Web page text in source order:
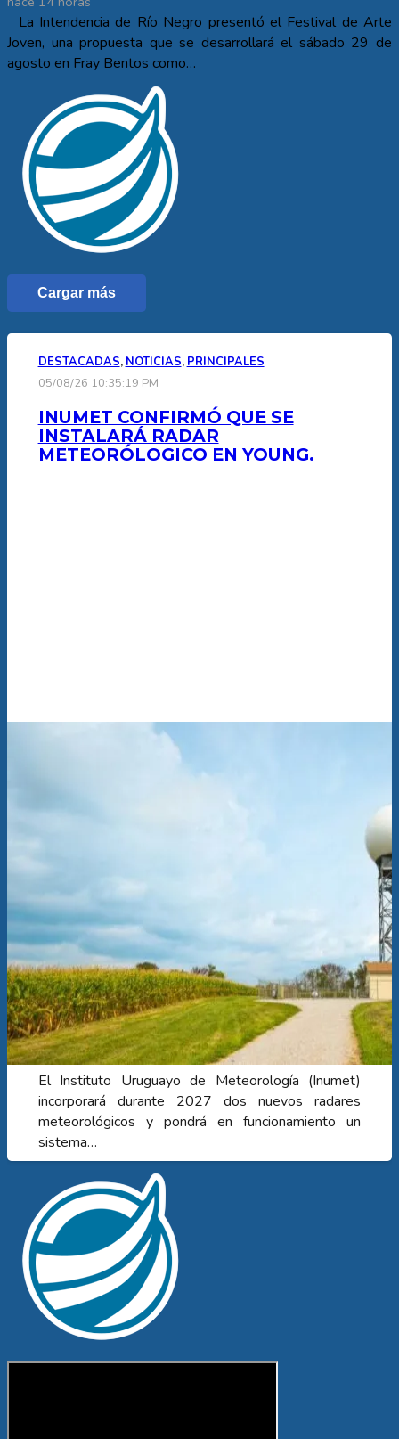
La Intendencia de Río Negro presentó el Festival de Arte
Joven, una propuesta que se desarrollará el sábado 29 de
agosto en Fray Bentos como…
Cargar más
DESTACADAS, NOTICIAS, PRINCIPALES
05/08/26 10:35:19 PM
INUMET CONFIRMÓ QUE SE
INSTALARÁ RADAR
METEORÓLOGICO EN YOUNG.
El Instituto Uruguayo de Meteorología (Inumet)
incorporará durante 2027 dos nuevos radares
meteorológicos y pondrá en funcionamiento un
sistema…